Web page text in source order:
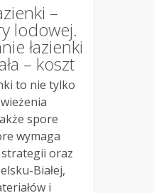
–
lodowej.
łazienki
– koszt
to nie tylko
spore
wymaga
oraz
Białej,
i